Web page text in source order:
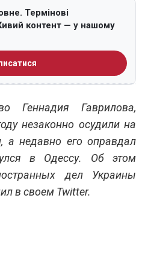
Термінові
контент — у нашому
Геннадия Гаврилова,
незаконно осудили на
а недавно его оправдал
в Одессу. Об этом
дел Украины
в своем Twitter.